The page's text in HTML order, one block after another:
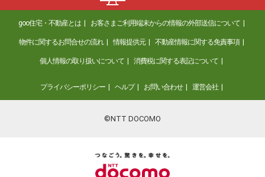
goo住宅・不動産とは お客さまご利用端末からの情報の外部送信について
物件に関するお問合せの流れ 情報提供元 不動産情報に関する免責事項
個人情報の取り扱いについて 消費税に関する表記について
プライバシーポリシー ヘルプ お問い合わせ 運営会社
©NTT DOCOMO